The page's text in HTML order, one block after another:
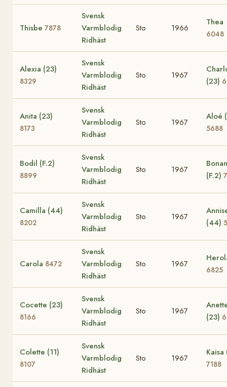
Thisbe 7878
Svensk
Varmblodig
Ridhäst
Sto 1966
Thea
6048
Alexia (23)
8329
Svensk
Varmblodig
Ridhäst
Sto 1967
(23)
Anita (23)
8173
Svensk
Varmblodig
Ridhäst
Sto 1967
Aloé
5688
Bodil (F.2)
8899
Svensk
Varmblodig
Ridhäst
Sto 1967
(F.2)
Camilla (44)
8202
Svensk
Varmblodig
Ridhäst
Sto 1967
(44)
Carola 8472
Svensk
Varmblodig
Ridhäst
Sto 1967
6825
Cocette (23)
8166
Svensk
Varmblodig
Ridhäst
Sto 1967
(23)
Colette (11)
8107
Svensk
Varmblodig
Ridhäst
Sto 1967
Kaisa
7188